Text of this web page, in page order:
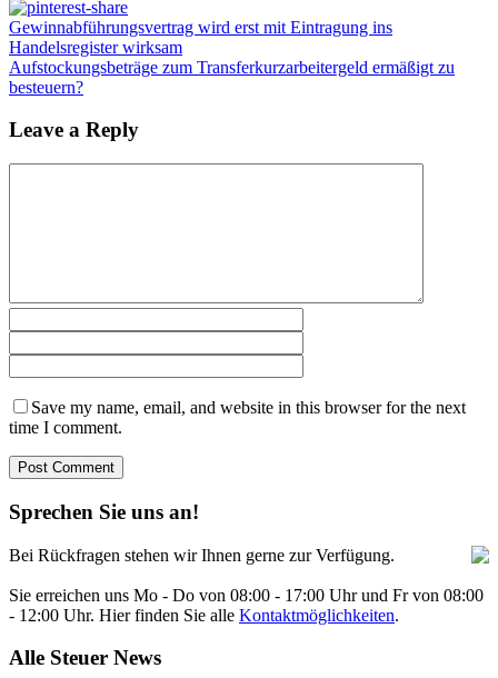
Gewinnabführungsvertrag wird erst mit Eintragung ins
Handelsregister wirksam
Aufstockungsbeträge zum Transferkurzarbeitergeld ermäßigt zu
besteuern?
Leave a Reply
Save my name, email, and website in this browser for the next
time I comment.
Sprechen Sie uns an!
Bei Rückfragen stehen wir Ihnen gerne zur Verfügung.
Sie erreichen uns Mo - Do von 08:00 - 17:00 Uhr und Fr von 08:00
- 12:00 Uhr. Hier finden Sie alle Kontaktmöglichkeiten.
Alle Steuer News